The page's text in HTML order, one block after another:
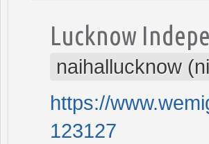
Lucknow
naihallucknow
https://
123127